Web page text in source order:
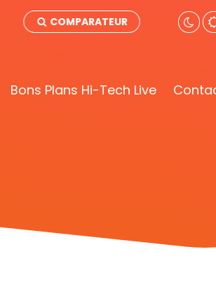
COMPARATEUR
Bons Plans Hi-Tech Live